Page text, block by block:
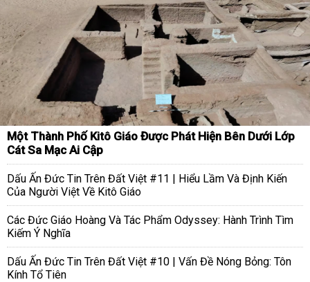
Một Thành Phố Kitô Giáo Được Phát Hiện Bên Dưới Lớp
Cát Sa Mạc Ai Cập
Dấu Ấn Đức Tin Trên Đất Việt #11 | Hiểu Lầm Và Định Kiến
Của Người Việt Về Kitô Giáo
Các Đức Giáo Hoàng Và Tác Phẩm Odyssey: Hành Trình Tìm
Kiếm Ý Nghĩa
Dấu Ấn Đức Tin Trên Đất Việt #10 | Vấn Đề Nóng Bỏng: Tôn
Kính Tổ Tiên